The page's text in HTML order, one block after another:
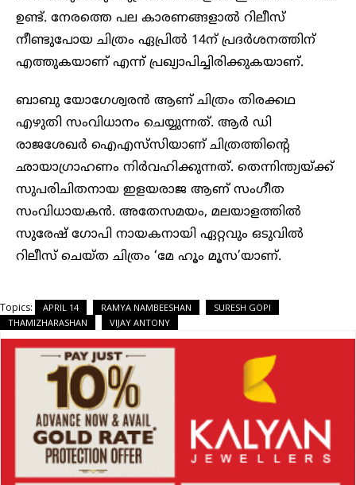
ഉണ്ട്. നേരത്തെ പല കാരണങ്ങളാല്‍ റിലീസ്
നീണ്ടുപോയ ചിത്രം ഏപ്രില്‍ 14ന് പ്രദര്‍ശനത്തിന്
എത്തുകയാണ് എന്ന് പ്രഖ്യാപിച്ചിരിക്കുകയാണ്.
ബാബു യോഗേശ്വരൻ ആണ് ചിത്രം തിരക്കഥ
എഴുതി സംവിധാനം ചെയ്യുന്നത്. ആര്‍ ഡി
രാജശേഖര്‍ ഐഎസ്‍സിയാണ് ചിത്രത്തിന്റെ
ഛായാഗ്രാഹണം നിര്‍വഹിക്കുന്നത്. തെന്നിന്ത്യയ്ക്ക്
സുപരിചിതനായ ഇളയരാജ ആണ് സംഗീത
സംവിധായകൻ. അതേസമയം, മലയാളത്തിൽ
സുരേഷ് ഗോപി നായകനായി ഏറ്റവും ഒടുവില്‍
റിലീസ് ചെയ്‍ത ചിത്രം ‘മേ ഹൂം മൂസ’യാണ്.
Topics: APRIL 14 RAMYA NAMBEESHAN
SURESH GOPI
THAMIZHARASHAN
VIJAY ANTONY